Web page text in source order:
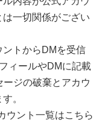
一切関係がござい
トからDMを受信
ィールやDMに記載
ジの破棄とアカウ
。
ウント一覧はこちら